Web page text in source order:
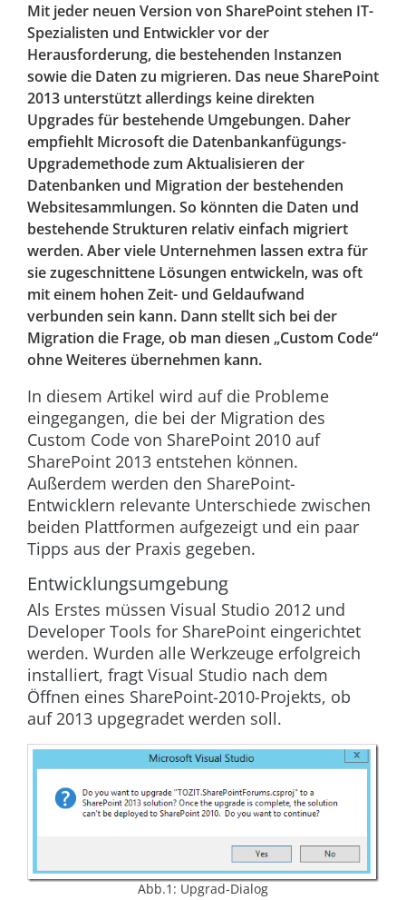
Mit jeder neuen Version von SharePoint stehen IT-
Spezialisten und Entwickler vor der
Herausforderung, die bestehenden Instanzen
sowie die Daten zu migrieren. Das neue SharePoint
2013 unterstützt allerdings keine direkten
Upgrades für bestehende Umgebungen. Daher
empfiehlt Microsoft die Datenbankanfügungs-
Upgrademethode zum Aktualisieren der
Datenbanken und Migration der bestehenden
Websitesammlungen. So könnten die Daten und
bestehende Strukturen relativ einfach migriert
werden. Aber viele Unternehmen lassen extra für
sie zugeschnittene Lösungen entwickeln, was oft
mit einem hohen Zeit- und Geldaufwand
verbunden sein kann. Dann stellt sich bei der
Migration die Frage, ob man diesen „Custom Code“
ohne Weiteres übernehmen kann.
In diesem Artikel wird auf die Probleme
eingegangen, die bei der Migration des
Custom Code von SharePoint 2010 auf
SharePoint 2013 entstehen können.
Außerdem werden den SharePoint-
Entwicklern relevante Unterschiede zwischen
beiden Plattformen aufgezeigt und ein paar
Tipps aus der Praxis gegeben.
Entwicklungsumgebung
Als Erstes müssen Visual Studio 2012 und
Developer Tools for SharePoint eingerichtet
werden. Wurden alle Werkzeuge erfolgreich
installiert, fragt Visual Studio nach dem
Öffnen eines SharePoint-2010-Projekts, ob
auf 2013 upgegradet werden soll.
Abb.1: Upgrad-Dialog